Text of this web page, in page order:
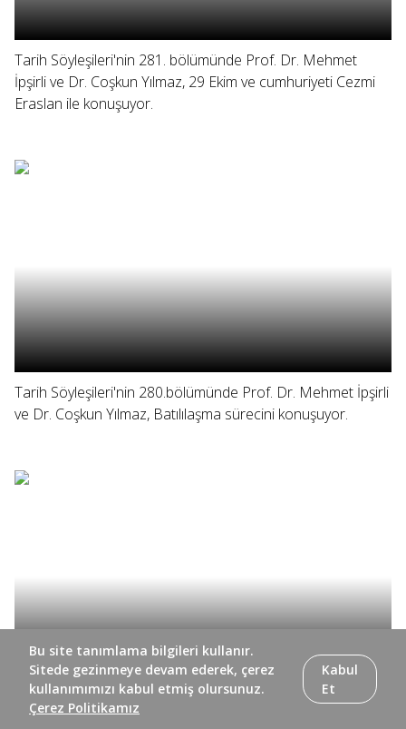
Tarih Söyleşileri'nin 281. bölümünde Prof. Dr. Mehmet
İpşirli ve Dr. Coşkun Yılmaz, 29 Ekim ve cumhuriyeti Cezmi
Eraslan ile konuşuyor.
Tarih Söyleşileri'nin 280.bölümünde Prof. Dr. Mehmet İpşirli
ve Dr. Coşkun Yılmaz, Batılılaşma sürecini konuşuyor.
Tarih Söyleşileri'nin 279. bölümünde Prof. Dr. Mehmet
Bu site tanımlama bilgileri kullanır.
Sitede gezinmeye devam ederek, çerez
kullanımımızı kabul etmiş olursunuz.
Çerez Politikamız
Kabul
Et